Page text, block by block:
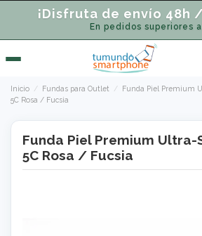
¡Disfruta de envío 48h
En pedidos superiores
Inicio Fundas para Outlet
Funda Piel Premium
5C Rosa / Fucsia
Funda Piel Premium Ultra-
5C Rosa / Fucsia